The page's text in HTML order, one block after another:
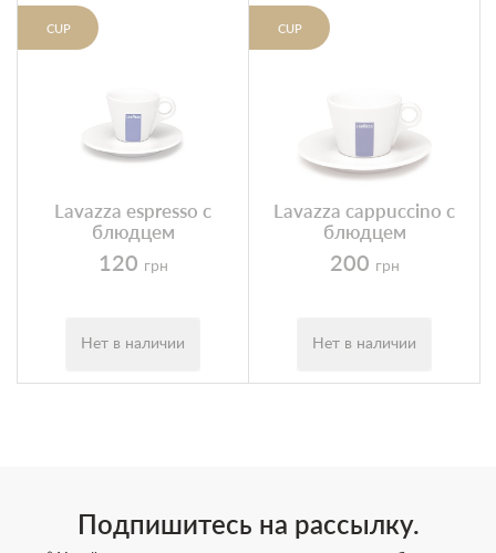
CUP
Lavazza espresso с
блюдцем
120 грн
Нет в наличии
CUP
Lavazza cappuccino с
блюдцем
200 грн
Нет в наличии
Подпишитесь на рассылку.